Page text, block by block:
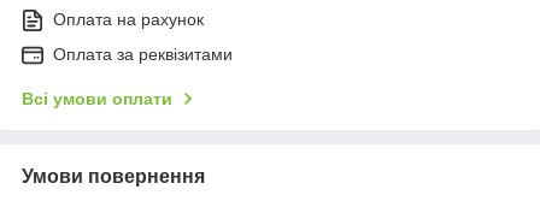
Оплата на рахунок
Оплата за реквізитами
Всі умови оплати
Умови повернення